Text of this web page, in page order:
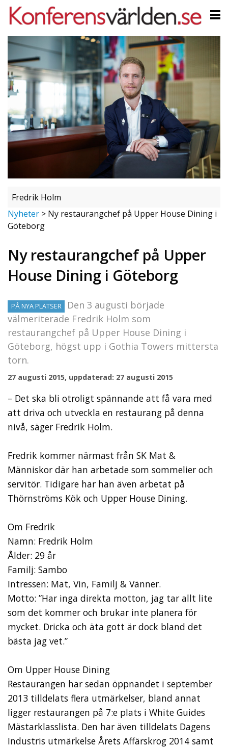
Fredrik Holm
Nyheter > Ny restaurangchef på Upper House Dining i
Göteborg
Ny restaurangchef på Upper
House Dining i Göteborg
PÅ NYA PLATSER
Den 3 augusti började
välmeriterade Fredrik Holm som
restaurangchef på Upper House Dining i
Göteborg, högst upp i Gothia Towers mittersta
torn.
27 augusti 2015, uppdaterad: 27 augusti 2015
– Det ska bli otroligt spännande att få vara med
att driva och utveckla en restaurang på denna
nivå, säger Fredrik Holm.
Fredrik kommer närmast från SK Mat &
Människor där han arbetade som sommelier och
servitör. Tidigare har han även arbetat på
Thörnströms Kök och Upper House Dining.
Om Fredrik
Namn: Fredrik Holm
Ålder: 29 år
Familj: Sambo
Intressen: Mat, Vin, Familj & Vänner.
Motto: ”Har inga direkta motton, jag tar allt lite
som det kommer och brukar inte planera för
mycket. Dricka och äta gott är dock bland det
bästa jag vet.”
Om Upper House Dining
Restaurangen har sedan öppnandet i september
2013 tilldelats flera utmärkelser, bland annat
ligger restaurangen på 7:e plats i White Guides
Mästarklasslista. Den har även tilldelats Dagens
Industris utmärkelse Årets Affärskrog 2014 samt